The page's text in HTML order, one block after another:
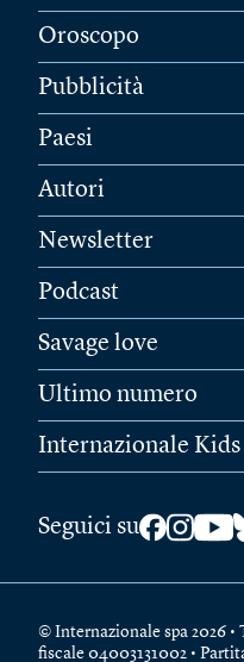
Oroscopo
Pubblicità
Paesi
Autori
Newsletter
Podcast
Savage love
Ultimo numero
Internazionale Kids
Seguici su
© Internazionale spa 2026
fiscale 04003131002 •